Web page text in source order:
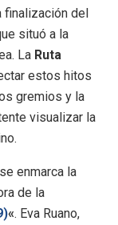
finalización del
situó a la
La Ruta
estos hitos
gremios y la
visualizar la
enmarca la
de la
«. Eva Ruano,